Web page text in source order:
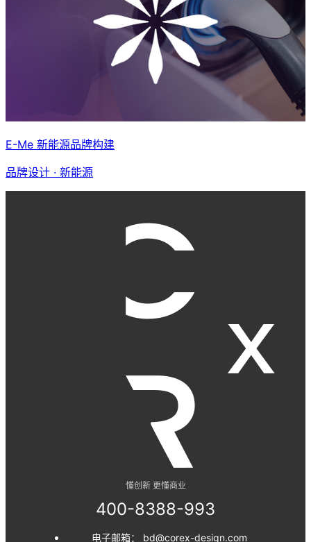
E-Me 新能源品牌构建
品牌设计 · 新能源
懂创新 更懂商业
400-8388-993
电子邮箱： bd@corex-design.com